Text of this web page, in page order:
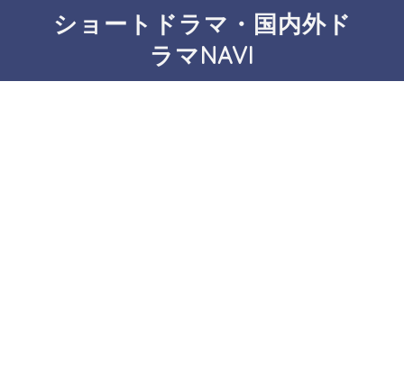
ショートドラマ・国内外ド
ラマNAVI